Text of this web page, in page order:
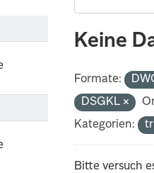
Keine
Formate:
DSGKL
Kategorien:
Bitte versuch